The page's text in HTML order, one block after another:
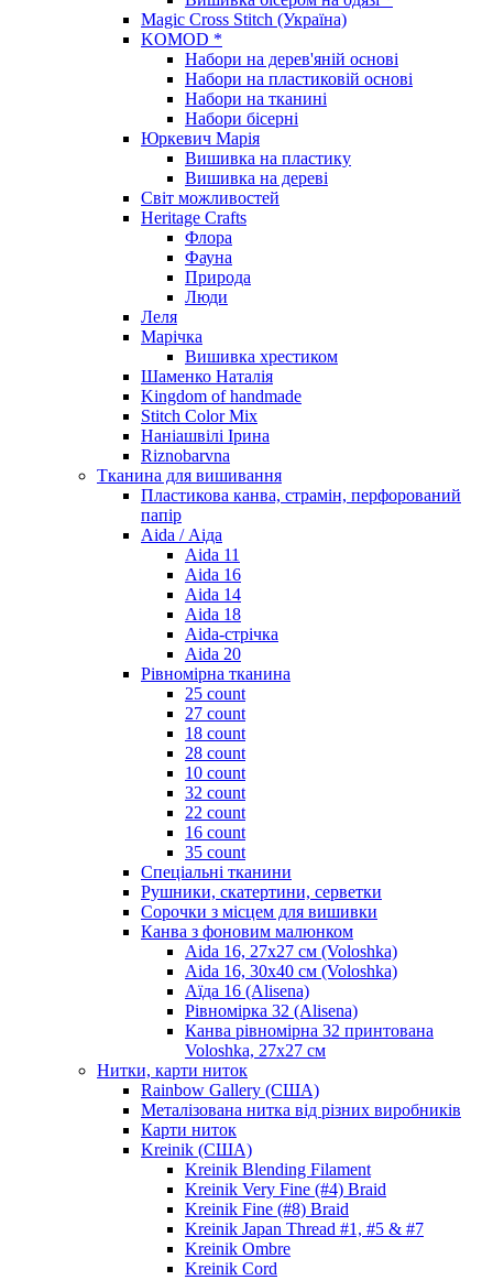
Magic Cross Stitch (Україна)
KOMOD *
Набори на дерев'яній основі
Набори на пластиковій основі
Набори на тканині
Набори бісерні
Юркевич Марія
Вишивка на пластику
Вишивка на дереві
Світ можливостей
Heritage Crafts
Флора
Фауна
Природа
Люди
Леля
Марічка
Вишивка хрестиком
Шаменко Наталія
Kingdom of handmade
Stitch Color Mix
Наніашвілі Ірина
Riznobarvna
Тканина для вишивання
Пластикова канва, страмін, перфорований
папір
Aida / Аіда
Aida 11
Aida 16
Aida 14
Aida 18
Aida-стрічка
Aida 20
Рівномірна тканина
25 count
27 count
18 count
28 count
10 count
32 count
22 count
16 count
35 count
Спеціальні тканини
Рушники, скатертини, серветки
Сорочки з місцем для вишивки
Канва з фоновим малюнком
Aida 16, 27х27 см (Voloshka)
Aida 16, 30х40 см (Voloshka)
Аїда 16 (Alisena)
Рівномірка 32 (Alisena)
Канва рівномірна 32 принтована
Voloshka, 27х27 см
Нитки, карти ниток
Rainbow Gallery (США)
Металізована нитка від різних виробників
Карти ниток
Kreinik (США)
Kreinik Blending Filament
Kreinik Very Fine (#4) Braid
Kreinik Fine (#8) Braid
Kreinik Japan Thread #1, #5 & #7
Kreinik Ombre
Kreinik Cord